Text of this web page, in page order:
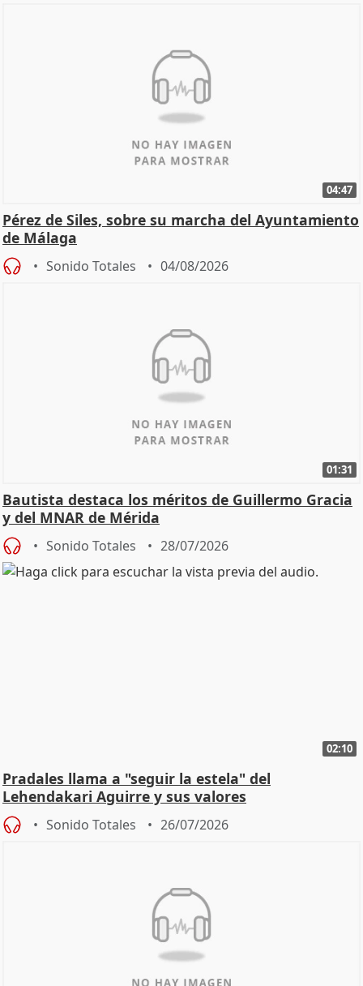
04:47
Pérez de Siles, sobre su marcha del Ayuntamiento
de Málaga
Sonido Totales 04/08/2026
01:31
Bautista destaca los méritos de Guillermo Gracia
y del MNAR de Mérida
Sonido Totales 28/07/2026
02:10
Pradales llama a "seguir la estela" del
Lehendakari Aguirre y sus valores
Sonido Totales 26/07/2026